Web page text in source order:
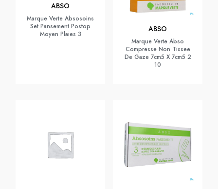
ABSO
Marque Verte Absosoins
Set Pansement Postop
Moyen Plaies 3
ABSO
Marque Verte Abso
Compresse Non Tissee
De Gaze 7cm5 X 7cm5 2
10